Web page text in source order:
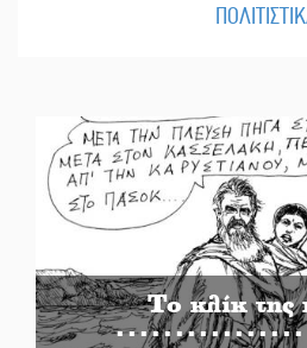
Το κλίκ της